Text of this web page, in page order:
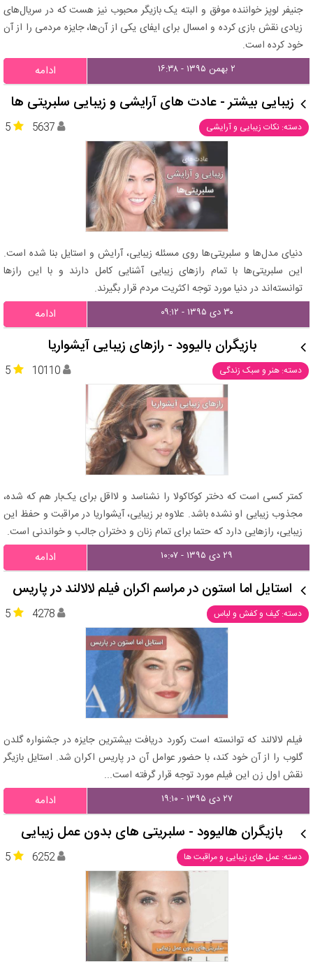
جنیفر لوپز خواننده موفق و البته یک بازیگر محبوب نیز هست که در سریال‌های
زیادی نقش بازی کرده و امسال برای ایفای یکی از آن‌ها، جایزه مردمی را از آن
خود کرده است.
۲ بهمن ۱۳۹۵ - ۱۶:۳۸ ادامه
زیبایی بیشتر - عادت‌ های آرایشی و زیبایی سلبریتی‌ ها
دسته: نکات زیبایی و آرایشی 5 5637
دنیای مدل‌ها و سلبریتی‌ها روی مسئله زیبایی، آرایش و استایل بنا شده است.
این سلبریتی‌ها با تمام رازهای زیبایی آشنایی کامل دارند و با این رازها
توانسته‌اند در دنیا مورد توجه اکثریت مردم قرار بگیرند.
۳۰ دی ۱۳۹۵ - ۰۹:۱۲ ادامه
بازیگران بالیوود - رازهای زیبایی آیشواریا
دسته: هنر و سبک زندگی 5 10110
کمتر کسی است که دختر کوکاکولا را نشناسد و لااقل برای یک‌بار هم که شده،
مجذوب زیبایی او نشده باشد. علاوه بر زیبایی، آیشواریا در مراقبت و حفظ این
زیبایی، رازهایی دارد که حتما برای تمام زنان و دختران جالب و خواندنی است.
۲۹ دی ۱۳۹۵ - ۱۰:۰۷ ادامه
استایل اما استون در مراسم اکران فیلم لالالند در پاریس
دسته: کیف و کفش و لباس 5 4278
فیلم لالالند که توانسته است رکورد دریافت بیشترین جایزه در جشنواره گلدن
گلوب را از آن خود کند، با حضور عوامل آن در پاریس اکران شد. استایل بازیگر
نقش اول زن این فیلم مورد توجه قرار گرفته است...
۲۷ دی ۱۳۹۵ - ۱۹:۱۰ ادامه
بازیگران هالیوود - سلبریتی های بدون عمل زیبایی
دسته: عمل های زیبایی و مراقبت ها 5 6252